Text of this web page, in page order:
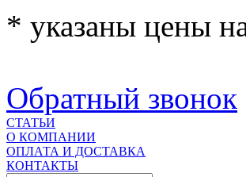
* указаны цены
Обратный звонок
СТАТЬИ
О КОМПАНИИ
ОПЛАТА И ДОСТАВКА
КОНТАКТЫ